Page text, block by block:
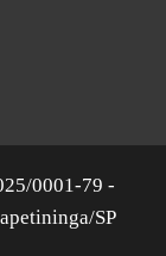
0001-79 -
SP